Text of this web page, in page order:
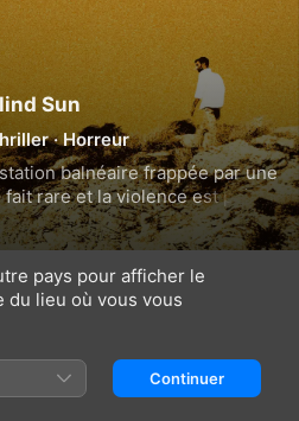
Sun
·Horreur
balnéaire frappée par une
fait rare et la violence est prête à
garde la villa d’une
Dans ce paysage aride,
par un policier pour un
pays pour afficher le
du lieu où vous vous
Continuer